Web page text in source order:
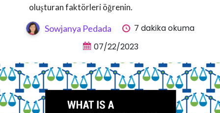
oluşturan faktörleri öğrenin.
Sowjanya Pedada
7 dakika okuma
07/22/2023